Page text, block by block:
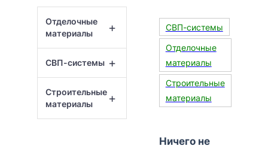
+
Отделочные
материалы
+
СВП-системы
+
Строительные
материалы
СВП-системы
Отделочные
материалы
Строительные
материалы
Ничего не